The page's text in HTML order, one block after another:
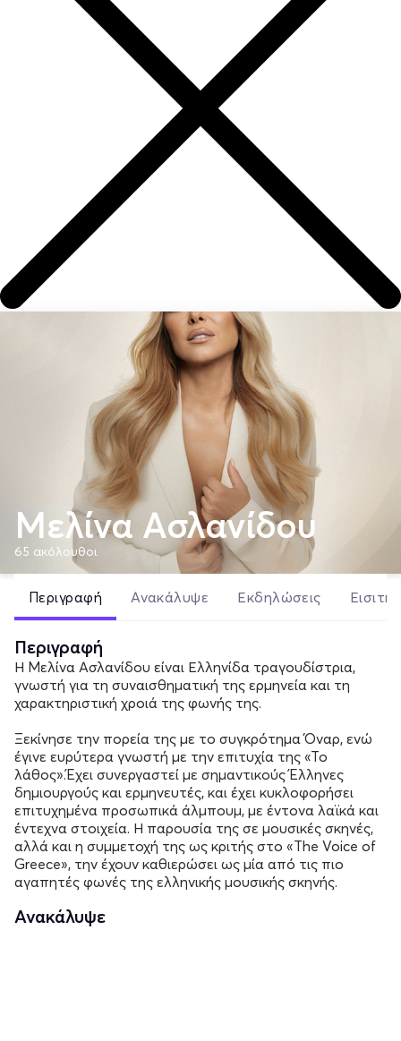
Μελίνα Ασλανίδου
65 ακόλουθοι
Περιγραφή Ανακάλυψε Εκδηλώσεις
Περιγραφή
Η Μελίνα Ασλανίδου είναι Ελληνίδα τραγουδίστρια,
γνωστή για τη συναισθηματική της ερμηνεία και τη
χαρακτηριστική χροιά της φωνής της.
Ξεκίνησε την πορεία της με το συγκρότημα Όναρ, ενώ
έγινε ευρύτερα γνωστή με την επιτυχία της «Το
λάθος».Έχει συνεργαστεί με σημαντικούς Έλληνες
δημιουργούς και ερμηνευτές, και έχει κυκλοφορήσει
επιτυχημένα προσωπικά άλμπουμ, με έντονα λαϊκά και
έντεχνα στοιχεία. Η παρουσία της σε μουσικές σκηνές,
αλλά και η συμμετοχή της ως κριτής στο «The Voice of
Greece», την έχουν καθιερώσει ως μία από τις πιο
αγαπητές φωνές της ελληνικής μουσικής σκηνής.
Ανακάλυψε